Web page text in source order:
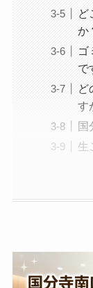
ど
か
ゴ
で
ど
す
国
生